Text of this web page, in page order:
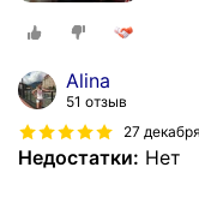
Alina
51 отзыв
27
Недостатки: Нет